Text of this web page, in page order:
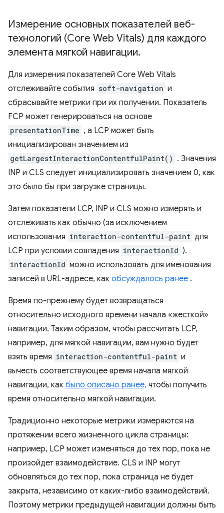
Измерение основных показателей веб-
технологий (Core Web Vitals) для каждого
элемента мягкой навигации.
Для измерения показателей Core Web Vitals
отслеживайте события soft-navigation и
сбрасывайте метрики при их получении. Показатель
FCP может генерироваться на основе
presentationTime , а LCP может быть
инициализирован значением из
getLargestInteractionContentfulPaint() . Значения
INP и CLS следует инициализировать значением 0, как
это было бы при загрузке страницы.
Затем показатели LCP, INP и CLS можно измерять и
отслеживать как обычно (за исключением
использования interaction-contentful-paint для
LCP при условии совпадения interactionId ).
interactionId можно использовать для именования
записей в URL-адресе, как обсуждалось ранее .
Время по-прежнему будет возвращаться
относительно исходного времени начала «жесткой»
навигации. Таким образом, чтобы рассчитать LCP,
например, для мягкой навигации, вам нужно будет
взять время interaction-contentful-paint и
вычесть соответствующее время начала мягкой
навигации, как было описано ранее, чтобы получить
время относительно мягкой навигации.
Традиционно некоторые метрики измеряются на
протяжении всего жизненного цикла страницы:
например, LCP может изменяться до тех пор, пока не
произойдет взаимодействие. CLS и INP могут
обновляться до тех пор, пока страница не будет
закрыта, независимо от каких-либо взаимодействий.
Поэтому метрики предыдущей навигации должны быть